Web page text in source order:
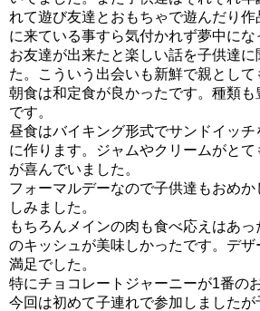
れて遊び友達とおもちゃで遊んだり作
に来ている事すら気付かれず夢中に
お友達が出来たと楽しい話を子供達
た。こういう出会いも新鮮で親として
朝食は和定食が良かったです。種類も
です。
昼食はバイキング形式でサンドイッチ
に作ります。ジャムやクリームがと
が喜んでいました。
フォーマルデーなので子供達もおめ
しみました。
もちろんメインの肉も食べ応えはあ
のキッシュが美味しかったです。デザ
満足でした。
特にチョコレートジャーニーが1番の
今回は初めて子連れで参加しました